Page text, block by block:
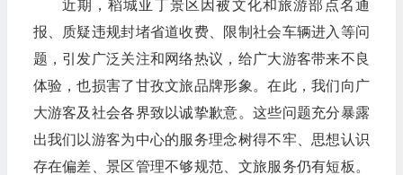
近期，稻城亚丁景区因被文化和旅游部点名通
报、质疑违规封堵省道收费、限制社会车辆进入等问
题，引发广泛关注和网络热议，给广大游客带来不良
体验，也损害了甘孜文旅品牌形象。在此，我们向广
大游客及社会各界致以诚挚歉意。这些问题充分暴露
出我们以游客为中心的服务理念树得不牢、思想认识
存在偏差、景区管理不够规范、文旅服务仍有短板。